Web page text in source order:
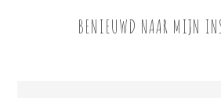
BENIEUWD NAAR MIJN